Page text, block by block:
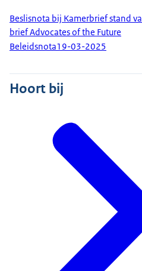
Beslisnota bij Kamerbrief stand
brief Advocates of the Future
Beleidsnota19-03-2025
Hoort bij